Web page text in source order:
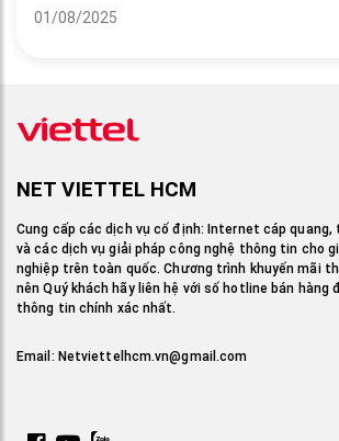
01/08/2025
NET VIETTEL HCM
Cung cấp các dịch vụ cố định: Internet cáp quang,
và các dịch vụ giải pháp công nghệ thông tin cho
nghiệp trên toàn quốc. Chương trình khuyến mãi
nên Quý khách hãy liên hệ với số hotline bán hàng
thông tin chính xác nhất.
Email: Netviettelhcm.vn@gmail.com